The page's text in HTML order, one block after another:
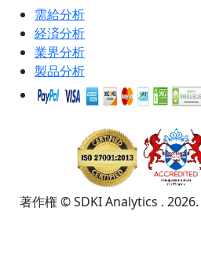
需給分析
経済分析
業界分析
製品分析
著作権 © SDKI Analytics .